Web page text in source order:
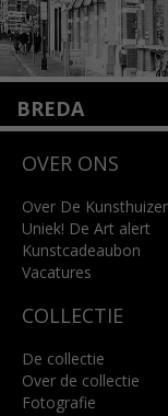
BREDA
4818 SB Breda
Lees meer
OVER ONS
Over De
Uniek! De Art alert
Kunstcadeaubon
Vacatures
COLLECTIE
De collectie
Over de collectie
Fotografie